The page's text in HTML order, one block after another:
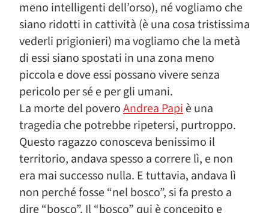
meno intelligenti dell’orso), né vogliamo che
siano ridotti in cattività (è una cosa tristissima
vederli prigionieri) ma vogliamo che la metà
di essi siano spostati in una zona meno
piccola e dove essi possano vivere senza
pericolo per sé e per gli umani.
La morte del poveroAndrea Papiè una
tragedia che potrebbe ripetersi, purtroppo.
Questo ragazzo conosceva benissimo il
territorio, andava spesso a correre lì, e non
era mai successo nulla. E tuttavia, andava lì
non perché fosse “nel bosco”, si fa presto a
dire “bosco”. Il “bosco” qui è concepito e